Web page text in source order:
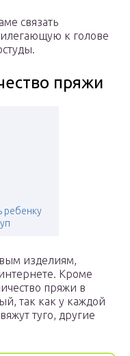
связать
к голове
пряжи
ребенку
изделиям,
Кроме
пряжи в
так как у каждой
туго, другие